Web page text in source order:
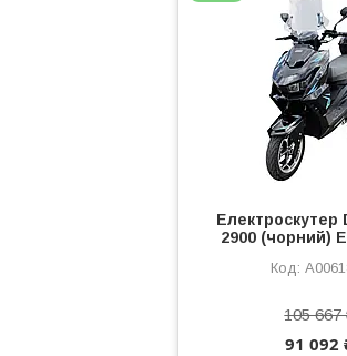
Електроcкутер
2900 (чорний)
105 667
91 092